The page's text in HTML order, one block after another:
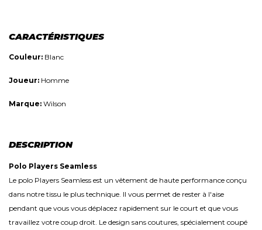
CARACTÉRISTIQUES
Couleur: Blanc
Joueur: Homme
Marque: Wilson
DESCRIPTION
Polo Players Seamless
Le polo Players Seamless est un vêtement de haute performance conçu
dans notre tissu le plus technique. Il vous permet de rester à l'aise
pendant que vous vous déplacez rapidement sur le court et que vous
travaillez votre coup droit. Le design sans coutures, spécialement coupé